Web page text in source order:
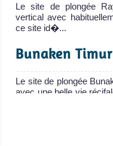
Le site de plongée
vertical avec
ce site id�...
Bunaken Timur
Le site de plongée
avec une belle vie